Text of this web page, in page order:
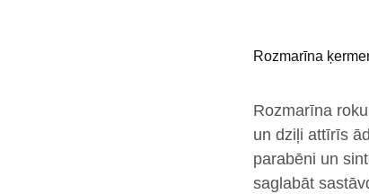
Rozmarīna
Rozmarīna
un dziļi attīrīs
parabēni un
saglabāt